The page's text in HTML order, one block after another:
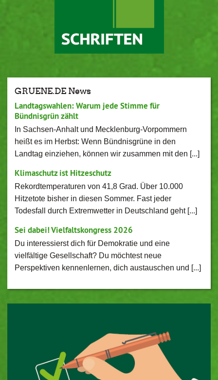
GRUENE.DE News
Landtagswahlen: Warum jede Stimme für
Bündnisgrün zählt
In Sachsen-Anhalt und Mecklenburg-Vorpommern
heißt es im Herbst: Wenn Bündnisgrüne in den
Landtag einziehen, können wir zusammen mit den [...]
Klimaschutz ist Hitzeschutz
Rekordtemperaturen von 41,8 Grad. Über 10.000
Hitzetote bisher in diesen Sommer. Fast jeder
Todesfall durch Extremwetter in Deutschland geht [...]
Sei dabei! Vielfaltskongress 2026
Du interessierst dich für Demokratie und eine
vielfältige Gesellschaft? Du möchtest neue
Perspektiven kennenlernen, dich austauschen und [...]